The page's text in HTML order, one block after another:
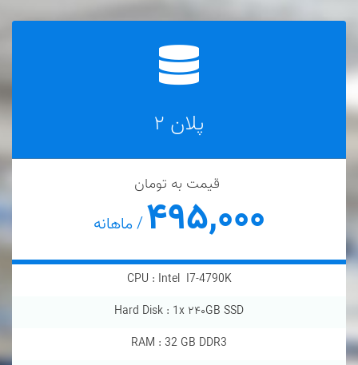
پلان ۲
قیمت به تومان
۴۹۵,۰۰۰/ ماهانه
CPU : Intel I7-4790K
Hard Disk : 1x ۲۴۰GB SSD
RAM : 32 GB DDR3